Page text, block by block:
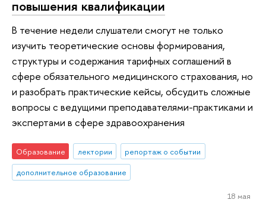
повышения квалификации
В течение недели слушатели смогут не только
изучить теоретические основы формирования,
структуры и содержания тарифных соглашений в
сфере обязательного медицинского страхования, но
и разобрать практические кейсы, обсудить сложные
вопросы с ведущими преподавателями-практиками и
экспертами в сфере здравоохранения
Образование лектории
репортаж о событии
дополнительное образование
18 мая